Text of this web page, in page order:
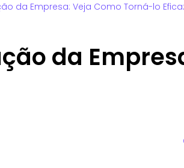
da Empresa: Veja Como Torná-lo
da